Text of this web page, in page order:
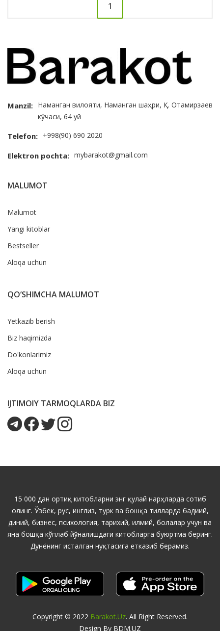
1
Manzil: Наманган вилояти, Наманган шаҳри, Қ. Отамирзаев
кўчаси, 64 уй
Telefon: +998(90) 690 2020
Elektron pochta: mybarakot@gmail.com
MALUMOT
Malumot
Yangi kitoblar
Bestseller
Aloqa uchun
QO‘SHIMCHA MALUMOT
Yetkazib berish
Biz haqimizda
Do'konlarimiz
Aloqa uchun
IJTIMOIY TARMOQLARDA BIZ
15 000 дан ортиқ китобларни энг қулай нарҳларда сотиб
олинг. Ўзбек, рус, инглиз, турк ва бошқа тилларда бадиий,
диний, бизнес, психология, тарихий, илмий, болалар учун ва
яна бошқа кўплаб йўналишдаги китобларга буюртма беринг.
Дунёнинг исталган нуқтасига етказиб берамиз.
Copyright © 2022 Barakot.uz. All Right Reserved.
Design By BDM.UZ